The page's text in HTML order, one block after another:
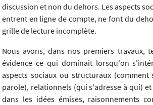
discussion et non du dehors. Les aspects
entrent en ligne de compte, ne font du
grille de lecture incomplète.
Nous avons, dans nos premiers travaux,
évidence ce qui dominait lorsqu'on
aspects sociaux ou structuraux
parole), relationnels (qui s'adresse à qui)
dans les idées émises, raisonnements